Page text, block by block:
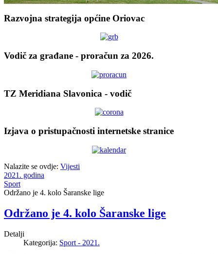
Razvojna strategija općine Oriovac
Vodič za građane - proračun za 2026.
TZ Meridiana Slavonica - vodič
Izjava o pristupačnosti internetske stranice
Nalazite se ovdje: Vijesti
2021. godina
Sport
Održano je 4. kolo Šaranske lige
Održano je 4. kolo Šaranske lige
Detalji
Kategorija: Sport - 2021.